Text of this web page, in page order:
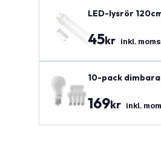
LED-lysrör
45kr inkl. moms
10-pack
169kr inkl.